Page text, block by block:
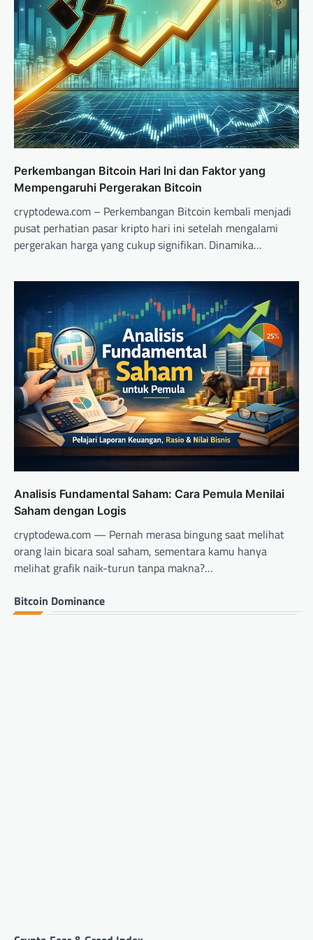
Perkembangan Bitcoin Hari Ini dan Faktor yang
Mempengaruhi Pergerakan Bitcoin
cryptodewa.com – Perkembangan Bitcoin kembali menjadi
pusat perhatian pasar kripto hari ini setelah mengalami
pergerakan harga yang cukup signifikan. Dinamika…
Analisis Fundamental Saham: Cara Pemula Menilai
Saham dengan Logis
cryptodewa.com — Pernah merasa bingung saat melihat
orang lain bicara soal saham, sementara kamu hanya
melihat grafik naik-turun tanpa makna?…
Bitcoin Dominance